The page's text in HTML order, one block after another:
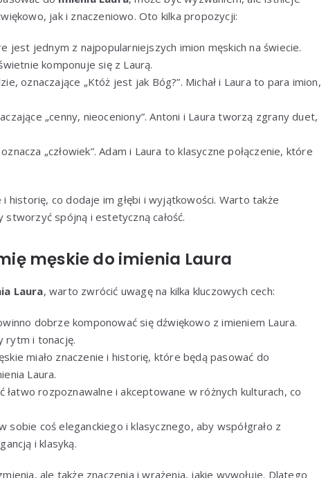
jak i znaczeniowo. Oto kilka propozycji:
jest jednym z najpopularniejszych imion męskich na świecie.
komponuje się z Laurą.
oznaczające „Któż jest jak Bóg?”. Michał i Laura to para imion,
„cenny, nieoceniony”. Antoni i Laura tworzą zgrany duet,
„człowiek”. Adam i Laura to klasyczne połączenie, które
historię, co dodaje im głębi i wyjątkowości. Warto także
spójną i estetyczną całość.
męskie do imienia Laura
Laura, warto zwrócić uwagę na kilka kluczowych cech:
dobrze komponować się dźwiękowo z imieniem Laura.
rytm i tonację.
miało znaczenie i historię, które będą pasować do
Laura.
łatwo rozpoznawalne i akceptowane w różnych kulturach, co
sobie coś eleganckiego i klasycznego, aby współgrało z
i klasyką.
ale także znaczenia i wrażenia, jakie wywołuje. Dlatego